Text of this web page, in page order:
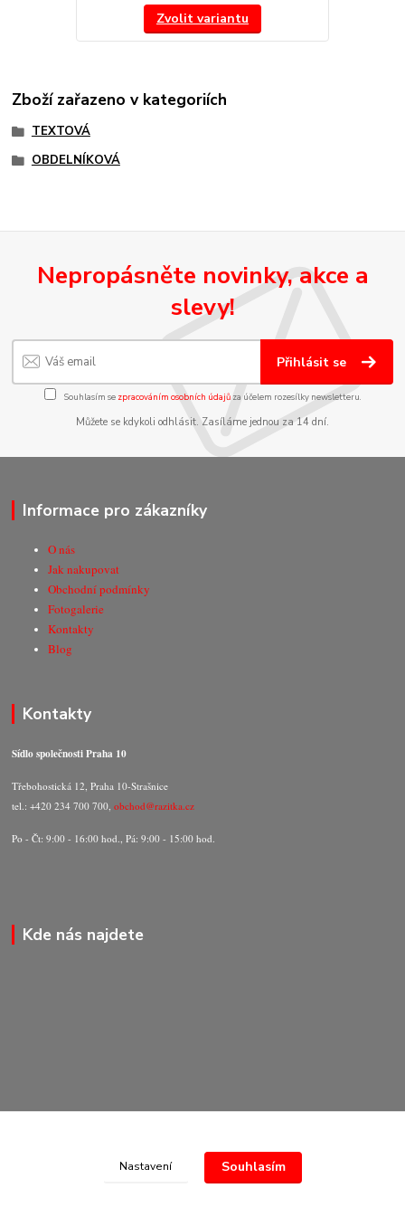
Zvolit variantu
Zboží zařazeno v kategoriích
TEXTOVÁ
OBDELNÍKOVÁ
Nepropásněte novinky, akce a
slevy!
Přihlásit se
Souhlasím se zpracováním osobních údajůza účelem rozesílky newsletteru.
Můžete se kdykoli odhlásit. Zasíláme jednou za 14 dní.
Informace pro zákazníky
O nás
Jak nakupovat
Obchodní podmínky
Fotogalerie
Kontakty
Blog
Kontakty
Sídlo společnosti Praha 10
Třebohostická 12, Praha 10-Strašnice
tel.: +420 234 700 700,obchod@razitka.cz
Po - Čt: 9:00 - 16:00 hod., Pá: 9:00 - 15:00 hod.
Kde nás najdete
Nastavení Souhlasím